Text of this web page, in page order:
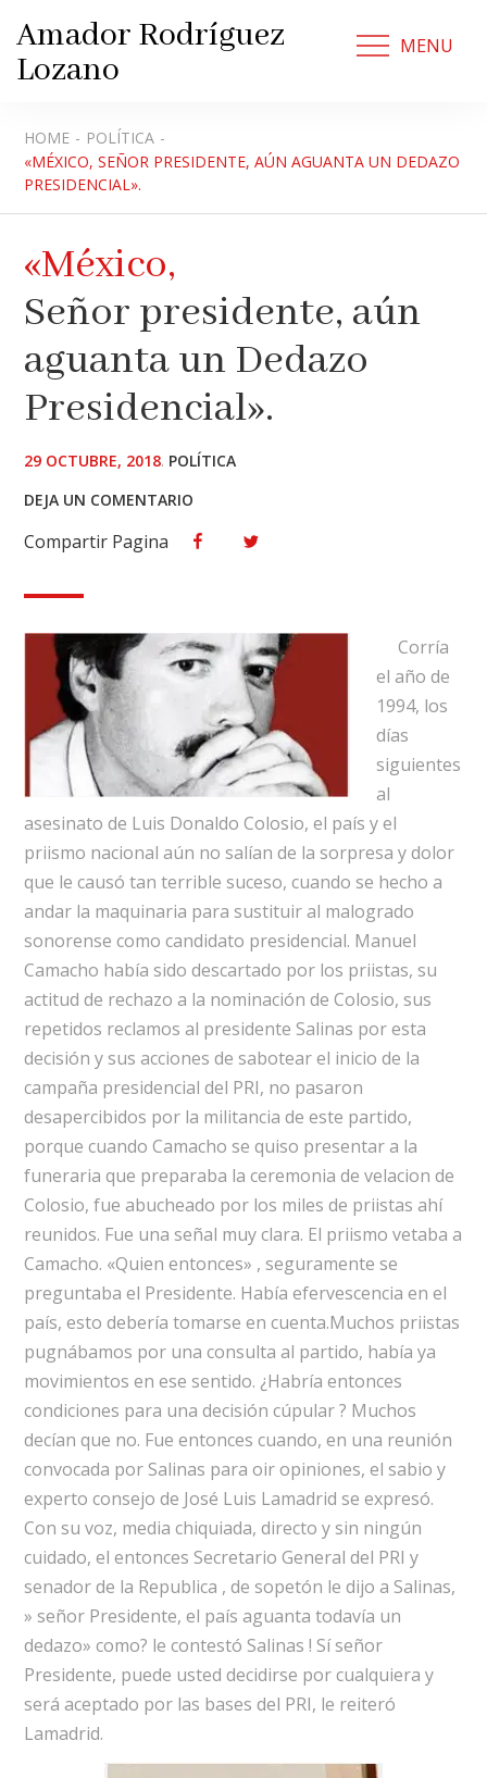
content
Amador Rodríguez
Lozano
MENU
HOME
POLÍTICA
«MÉXICO, SEÑOR PRESIDENTE, AÚN AGUANTA UN DEDAZO
PRESIDENCIAL».
«México,
Señor presidente, aún
aguanta un Dedazo
Presidencial».
POSTED
29 OCTUBRE, 2018 POLÍTICA
DEJA UN COMENTARIO
SEÑOR
UN
DEDAZO
PRESIDENCIAL».
Compartir Pagina FacebookTwitter
Corría
el año de
1994, los
días
siguientes
al
asesinato de Luis Donaldo Colosio, el país y el
priismo nacional aún no salían de la sorpresa y dolor
que le causó tan terrible suceso, cuando se hecho a
andar la maquinaria para sustituir al malogrado
sonorense como candidato presidencial. Manuel
Camacho había sido descartado por los priistas, su
actitud de rechazo a la nominación de Colosio, sus
repetidos reclamos al presidente Salinas por esta
decisión y sus acciones de sabotear el inicio de la
campaña presidencial del PRI, no pasaron
desapercibidos por la militancia de este partido,
porque cuando Camacho se quiso presentar a la
funeraria que preparaba la ceremonia de velacion de
Colosio, fue abucheado por los miles de priistas ahí
reunidos. Fue una señal muy clara. El priismo vetaba a
Camacho. «Quien entonces» , seguramente se
preguntaba el Presidente. Había efervescencia en el
país, esto debería tomarse en cuenta.Muchos priistas
pugnábamos por una consulta al partido, había ya
movimientos en ese sentido. ¿Habría entonces
condiciones para una decisión cúpular ? Muchos
decían que no. Fue entonces cuando, en una reunión
convocada por Salinas para oir opiniones, el sabio y
experto consejo de José Luis Lamadrid se expresó.
Con su voz, media chiquiada, directo y sin ningún
cuidado, el entonces Secretario General del PRI y
senador de la Republica , de sopetón le dijo a Salinas,
» señor Presidente, el país aguanta todavía un
dedazo» como? le contestó Salinas ! Sí señor
Presidente, puede usted decidirse por cualquiera y
será aceptado por las bases del PRI, le reiteró
Lamadrid.